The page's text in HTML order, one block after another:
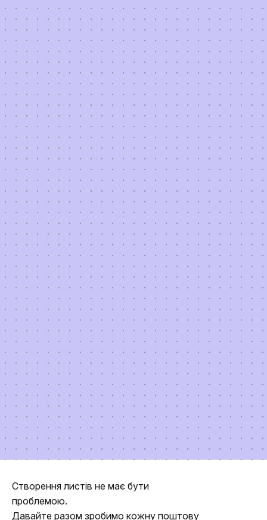
Створення листів не має бути
проблемою.
Давайте разом зробимо кожну поштову